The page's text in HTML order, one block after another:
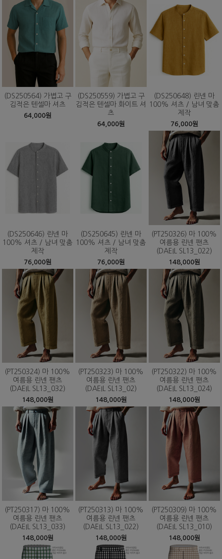
(DS250564) 가볍고 구
김적은 텐셀마 셔츠
64,000원
(DS250559) 가볍고 구
김적은 텐셀마 화이트 셔
츠
64,000원
(DS250648) 린넨 마
100% 셔츠 / 남녀 맞춤
제작
76,000원
(DS250646) 린넨 마
100% 셔츠 / 남녀 맞춤
제작
76,000원
(DS250645) 린넨 마
100% 셔츠 / 남녀 맞춤
제작
76,000원
(PT250326) 마 100%
여름용 린넨 팬츠
(DAEIL SL13_022)
148,000원
(PT250324) 마 100%
여름용 린넨 팬츠
(DAEIL SL13_032)
148,000원
(PT250323) 마 100%
여름용 린넨 팬츠
(DAEIL SL13_02)
148,000원
(PT250322) 마 100%
여름용 린넨 팬츠
(DAEIL SL13_024)
148,000원
(PT250317) 마 100%
여름용 린넨 팬츠
(DAEIL SL13_033)
148,000원
(PT250313) 마 100%
여름용 린넨 팬츠
(DAEIL SL13_022)
148,000원
(PT250309) 마 100%
여름용 린넨 팬츠
(DAEIL SL13_010)
148,000원